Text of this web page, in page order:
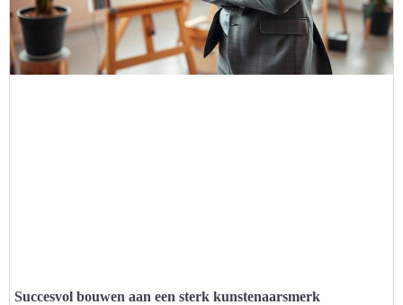
Succesvol bouwen aan een sterk kunstenaarsmerk